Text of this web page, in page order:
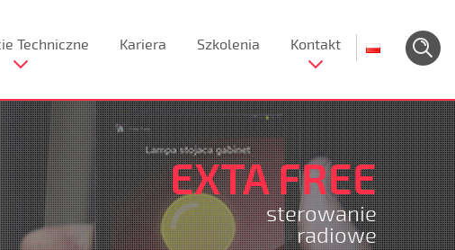
Techniczne Kariera Szkolenia Kontakt
EXTA FREE
sterowanie
radiowe